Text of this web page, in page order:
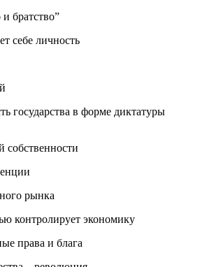
братство”
себе личность
государства в форме диктатуры
собственности
рынка
контролирует экономику
права и блага